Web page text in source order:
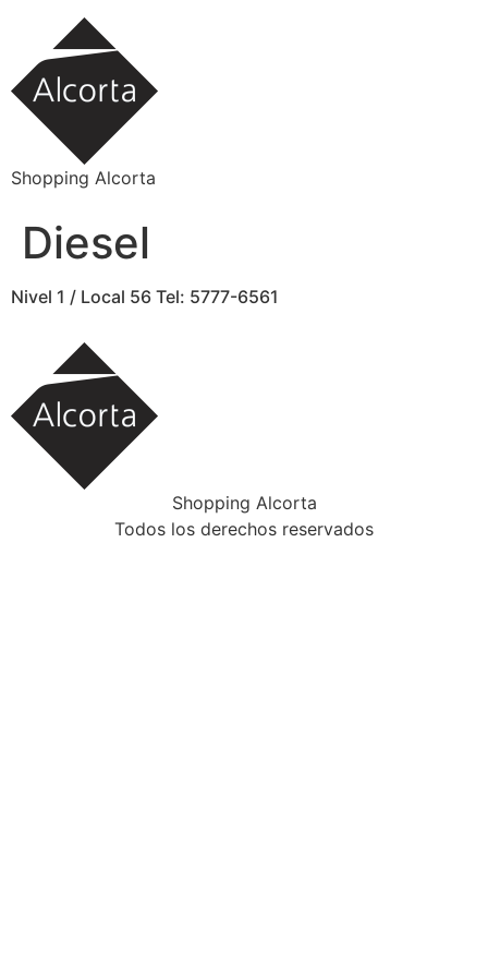
contenido
Shopping Alcorta
Diesel
Nivel 1 / Local 56 Tel: 5777-6561
Shopping Alcorta
Todos los derechos reservados